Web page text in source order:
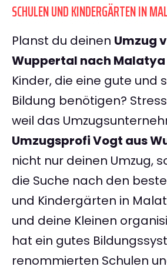
SCHULEN UND KINDERGÄRTEN IN
Planst du deinen Umzug
Wuppertal nach Malatya
Kinder, die eine gute und
Bildung benötigen?
weil das
Umzugsprofi Vogt aus
nicht nur deinen Umzug,
die Suche nach den
und Kindergärten in
und deine Kleinen
hat ein gutes
renommierten Schulen